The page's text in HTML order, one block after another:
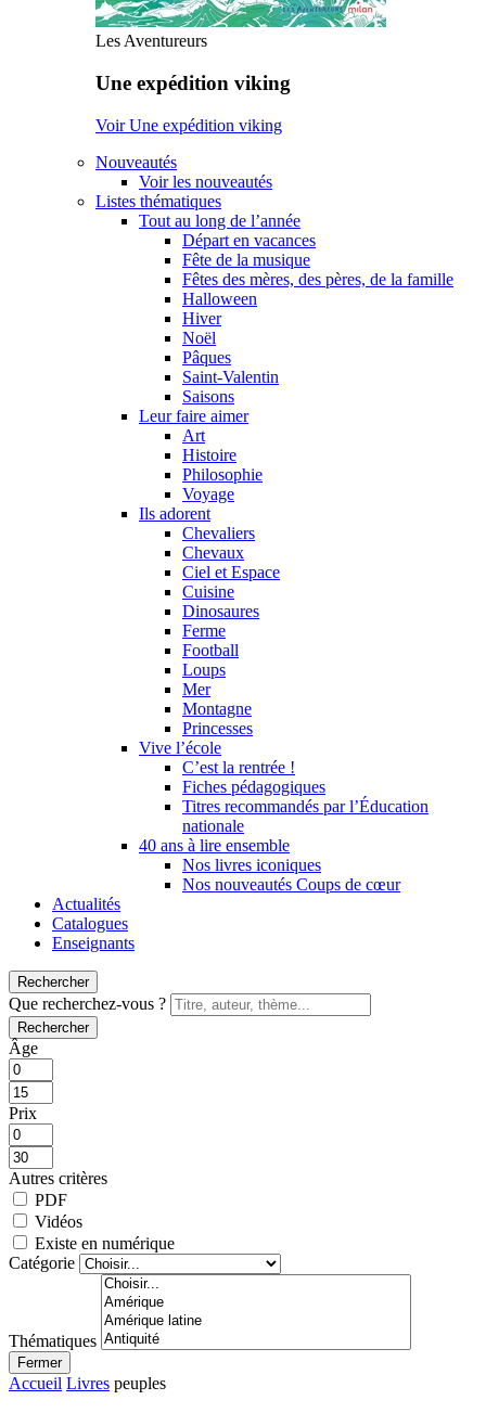
Les Aventureurs
Une expédition viking
Voir Une expédition viking
Nouveautés
Voir les nouveautés
Listes thématiques
Tout au long de l’année
Départ en vacances
Fête de la musique
Fêtes des mères, des pères, de la famille
Halloween
Hiver
Noël
Pâques
Saint-Valentin
Saisons
Leur faire aimer
Art
Histoire
Philosophie
Voyage
Ils adorent
Chevaliers
Chevaux
Ciel et Espace
Cuisine
Dinosaures
Ferme
Football
Loups
Mer
Montagne
Princesses
Vive l’école
C’est la rentrée !
Fiches pédagogiques
Titres recommandés par l’Éducation
nationale
40 ans à lire ensemble
Nos livres iconiques
Nos nouveautés Coups de cœur
Actualités
Catalogues
Enseignants
Rechercher
Que recherchez-vous ?
Rechercher
Âge
Prix
Autres critères
PDF
Vidéos
Existe en numérique
Catégorie
Thématiques
Fermer
Accueil Livres peuples